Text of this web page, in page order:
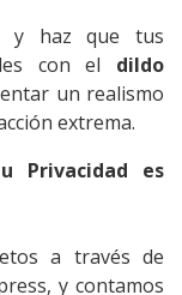
y haz que tus
con el dildo
un realismo
extrema.
Privacidad es
a través de
y contamos